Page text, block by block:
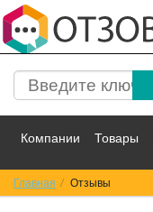
Компании Товары
Спорт Фильмы
Главная Отзывы